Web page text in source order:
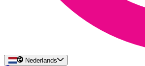
Nederlands